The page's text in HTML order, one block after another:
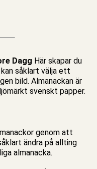
Dagg Här skapar du
såklart välja ett
bild. Almanackan är
svenskt papper.
genom att
ändra på allting
almanacka.